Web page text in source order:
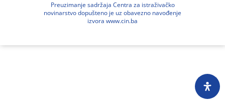
Preuzimanje sadržaja Centra za istraživačko
novinarstvo dopušteno je uz obavezno navođenje
izvora www.cin.ba